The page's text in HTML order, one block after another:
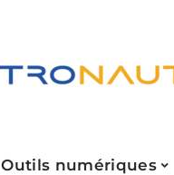
Outils numériques